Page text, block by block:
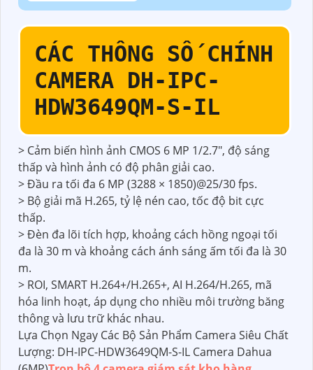
CÁC THÔNG SỐ CHÍNH
CAMERA DH-IPC-
HDW3649QM-S-IL
> Cảm biến hình ảnh CMOS 6 MP 1/2.7", độ sáng
thấp và hình ảnh có độ phân giải cao.
> Đầu ra tối đa 6 MP (3288 × 1850)@25/30 fps.
> Bộ giải mã H.265, tỷ lệ nén cao, tốc độ bit cực
thấp.
> Đèn đa lõi tích hợp, khoảng cách hồng ngoại tối
đa là 30 m và khoảng cách ánh sáng ấm tối đa là 30
m.
> ROI, SMART H.264+/H.265+, AI H.264/H.265, mã
hóa linh hoạt, áp dụng cho nhiều môi trường băng
thông và lưu trữ khác nhau.
Lựa Chọn Ngay Các Bộ Sản Phẩm Camera Siêu Chất
Lượng: DH-IPC-HDW3649QM-S-IL Camera Dahua